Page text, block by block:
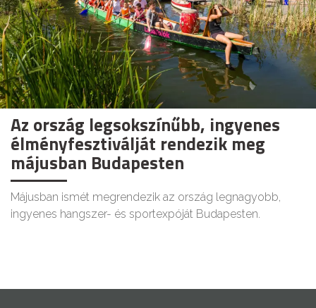
Az ország legsokszínűbb, ingyenes
élményfesztiválját rendezik meg
májusban Budapesten
Májusban ismét megrendezik az ország legnagyobb,
ingyenes hangszer- és sportexpóját Budapesten.